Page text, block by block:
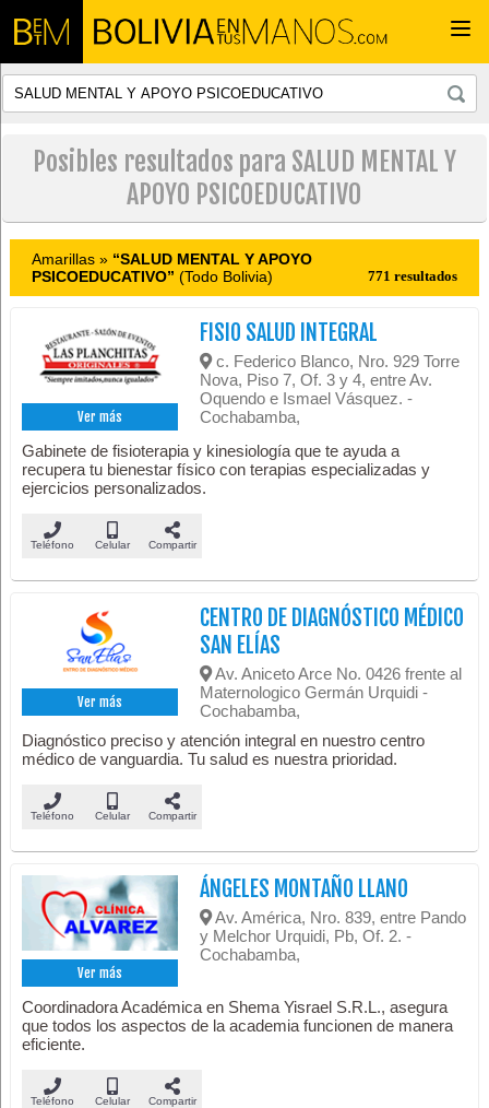
Posibles resultados para SALUD MENTAL Y
APOYO PSICOEDUCATIVO
Amarillas » “SALUD MENTAL Y APOYO
PSICOEDUCATIVO” (Todo Bolivia) 771 resultados
Ver más
FISIO SALUD INTEGRAL
c. Federico Blanco, Nro. 929 Torre
Nova, Piso 7, Of. 3 y 4, entre Av.
Oquendo e Ismael Vásquez. -
Cochabamba,
Gabinete de fisioterapia y kinesiología que te ayuda a
recupera tu bienestar físico con terapias especializadas y
ejercicios personalizados.
Teléfono Celular Compartir
Ver más
CENTRO DE DIAGNÓSTICO MÉDICO
SAN ELÍAS
Av. Aniceto Arce No. 0426 frente al
Maternologico Germán Urquidi -
Cochabamba,
Diagnóstico preciso y atención integral en nuestro centro
médico de vanguardia. Tu salud es nuestra prioridad.
Teléfono Celular Compartir
Ver más
ÁNGELES MONTAÑO LLANO
Av. América, Nro. 839, entre Pando
y Melchor Urquidi, Pb, Of. 2. -
Cochabamba,
Coordinadora Académica en Shema Yisrael S.R.L., asegura
que todos los aspectos de la academia funcionen de manera
eficiente.
Teléfono Celular Compartir